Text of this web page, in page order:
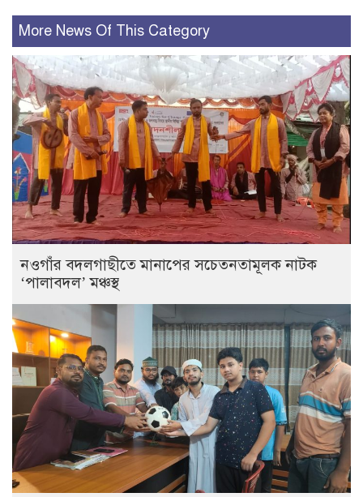
More News Of This Category
নওগাঁর বদলগাছীতে মানাপের সচেতনতামূলক নাটক
‘পালাবদল’ মঞ্চস্থ